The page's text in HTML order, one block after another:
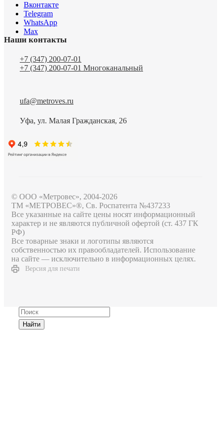
Вконтакте
Telegram
WhatsApp
Max
Наши контакты
+7 (347) 200-07-01
+7 (347) 200-07-01 Многоканальный
ufa@metroves.ru
Уфа, ул. Малая Гражданская, 26
© ООО «Метровес», 2004-2026
ТМ «МЕТРОВЕС»®, Св. Роспатента №4​3​7​2​3​3
Все указанные на сайте цены носят информационный
характер и не являются публичной офертой (ст. 437 ГК
РФ)
Все товарные знаки и логотипы являются
собственностью их правообладателей. Использование
на сайте — исключительно в информационных целях.
Версия для печати
Найти